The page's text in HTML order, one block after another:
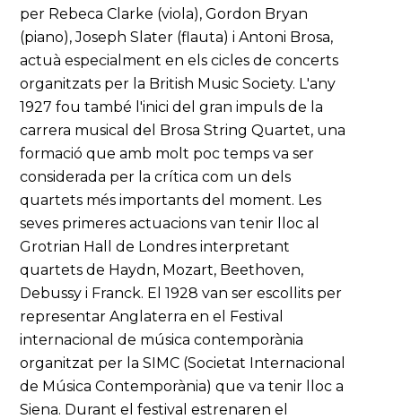
per Rebeca Clarke (viola), Gordon Bryan
(piano), Joseph Slater (flauta) i Antoni Brosa,
actuà especialment en els cicles de concerts
organitzats per la British Music Society. L'any
1927 fou també l'inici del gran impuls de la
carrera musical del Brosa String Quartet, una
formació que amb molt poc temps va ser
considerada per la crítica com un dels
quartets més importants del moment. Les
seves primeres actuacions van tenir lloc al
Grotrian Hall de Londres interpretant
quartets de Haydn, Mozart, Beethoven,
Debussy i Franck. El 1928 van ser escollits per
representar Anglaterra en el Festival
internacional de música contemporània
organitzat per la SIMC (Societat Internacional
de Música Contemporània) que va tenir lloc a
Siena. Durant el festival estrenaren el